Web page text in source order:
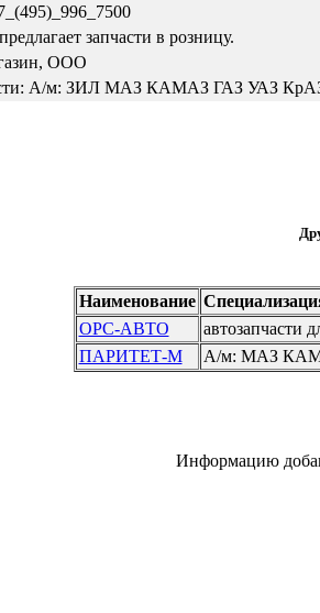
запчасти в розницу.
ООО
А/м: ЗИЛ МАЗ КАМАЗ ГАЗ УАЗ
Наименование
ОРС-АВТО
автозапчасти
ПАРИТЕТ-М
А/м: МАЗ
Информацию